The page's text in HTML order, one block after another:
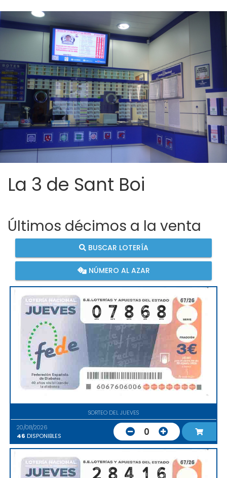
La 3 de Sant Boi
Últimos décimos a la venta
BUSCAR LOTERÍA
NÚMERO AL AZAR
SORTEO DEL JUEVES
20/08/2026
46 DISPONIBLES 0